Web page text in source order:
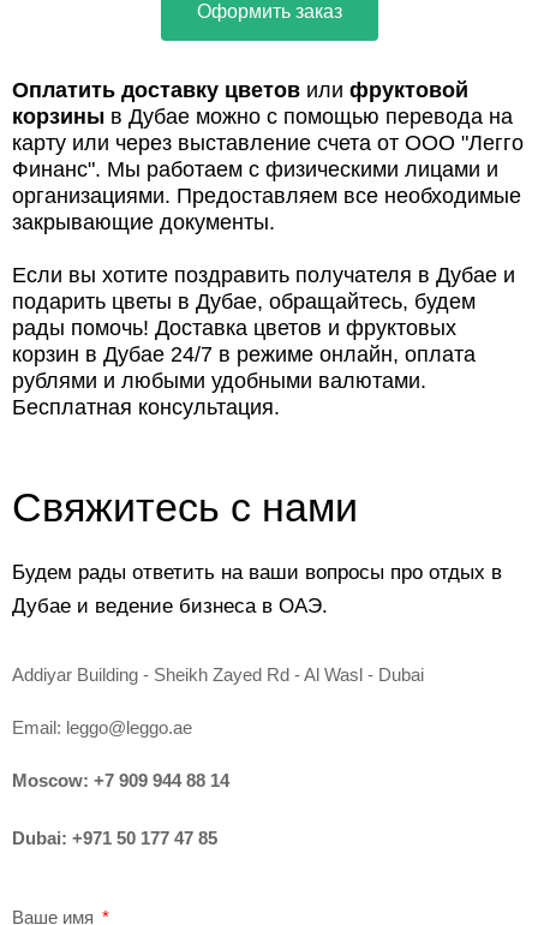
Оформить заказ
Оплатить доставку цветов или фруктовой
корзины в Дубае можно с помощью перевода на
карту или через выставление счета от ООО "Легго
Финанс". Мы работаем с физическими лицами и
организациями. Предоставляем все необходимые
закрывающие документы.
Если вы хотите поздравить получателя в Дубае и
подарить цветы в Дубае, обращайтесь, будем
рады помочь! Доставка цветов и фруктовых
корзин в Дубае 24/7 в режиме онлайн, оплата
рублями и любыми удобными валютами.
Бесплатная консультация.
Свяжитесь с нами
Будем рады ответить на ваши вопросы про отдых в
Дубае и ведение бизнеса в ОАЭ.
Addiyar Building - Sheikh Zayed Rd - Al Wasl - Dubai
Email: leggo@leggo.ae
Moscow: +7 909 944 88 14
Dubai: +971 50 177 47 85
Ваше имя